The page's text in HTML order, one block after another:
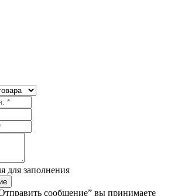
для заполнения
сообщение” вы принимаете